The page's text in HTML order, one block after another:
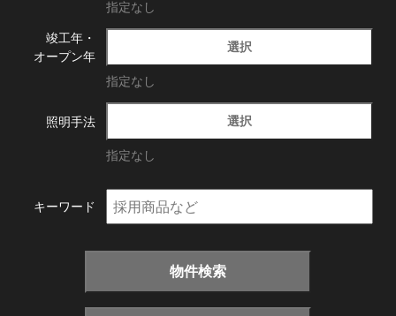
指定なし
竣工年・
オープン年
選択
指定なし
照明手法 選択
指定なし
キーワード
物件検索